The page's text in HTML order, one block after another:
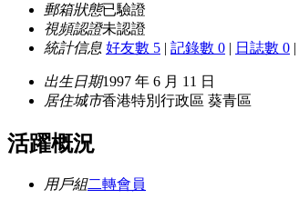
郵箱狀態已驗證
視頻認證未認證
統計信息 好友數 5 | 記錄數 0 | 日誌數 0 |
出生日期1997 年 6 月 11 日
居住城市香港特別行政區 葵青區
活躍概況
用戶組二轉會員